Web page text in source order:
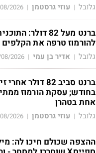
גלובל | עוזי גרסטמן |
2026
ברנט מעל 82 דולר:
להורמוז טרפה את
גלובל | אדיר בן עמי |
2026
בחודש; עסקת הורמוז
אחת בטהרן
גלובל | עוזי גרסטמן |
2026
ההצפה שכולם חיכו לה: